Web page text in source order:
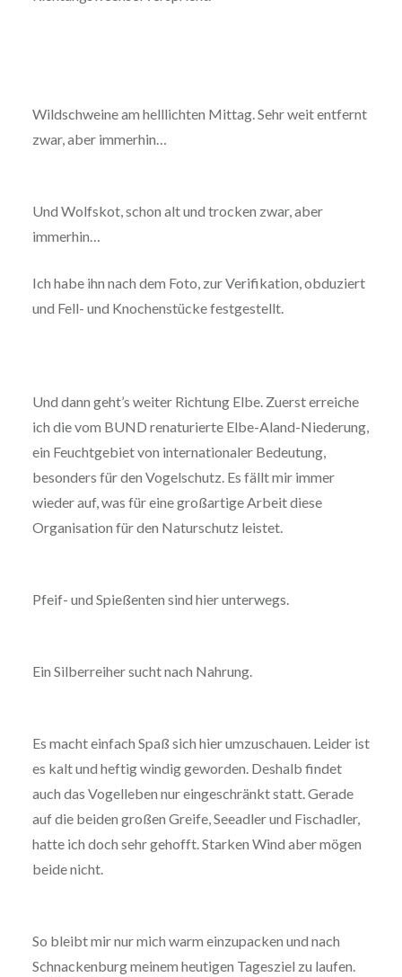
Wildschweine am helllichten Mittag. Sehr weit entfernt
zwar, aber immerhin…
Und Wolfskot, schon alt und trocken zwar, aber
immerhin…
Ich habe ihn nach dem Foto, zur Verifikation, obduziert
und Fell- und Knochenstücke festgestellt.
Und dann geht’s weiter Richtung Elbe. Zuerst erreiche
ich die vom BUND renaturierte Elbe-Aland-Niederung,
ein Feuchtgebiet von internationaler Bedeutung,
besonders für den Vogelschutz. Es fällt mir immer
wieder auf, was für eine großartige Arbeit diese
Organisation für den Naturschutz leistet.
Pfeif- und Spießenten sind hier unterwegs.
Ein Silberreiher sucht nach Nahrung.
Es macht einfach Spaß sich hier umzuschauen. Leider ist
es kalt und heftig windig geworden. Deshalb findet
auch das Vogelleben nur eingeschränkt statt. Gerade
auf die beiden großen Greife, Seeadler und Fischadler,
hatte ich doch sehr gehofft. Starken Wind aber mögen
beide nicht.
So bleibt mir nur mich warm einzupacken und nach
Schnackenburg meinem heutigen Tagesziel zu laufen.